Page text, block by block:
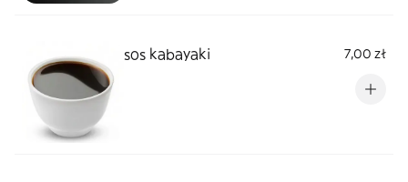
sos kabayaki 7,00 zł